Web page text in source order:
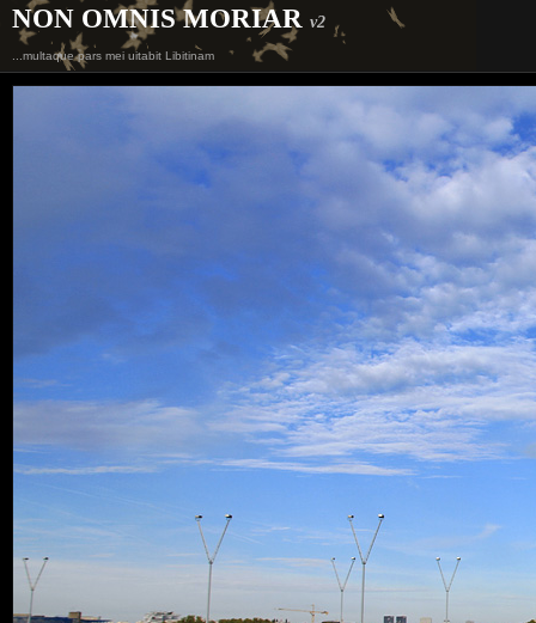
NON OMNIS MORIAR v2
...multaque pars mei uitabit Libitinam